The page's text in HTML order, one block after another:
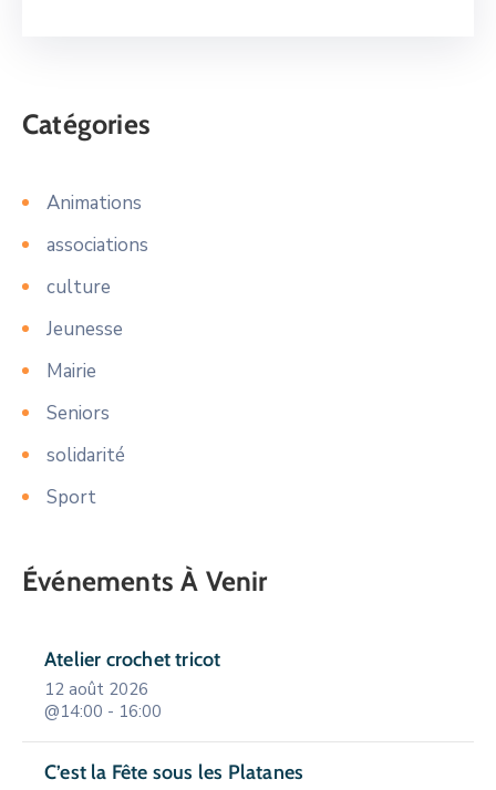
Catégories
Animations
associations
culture
Jeunesse
Mairie
Seniors
solidarité
Sport
Événements À Venir
Atelier crochet tricot
12 août 2026
@14:00 - 16:00
C’est la Fête sous les Platanes